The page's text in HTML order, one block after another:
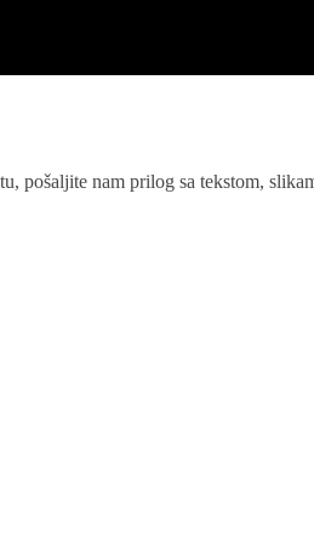
pošaljite nam prilog sa tekstom,